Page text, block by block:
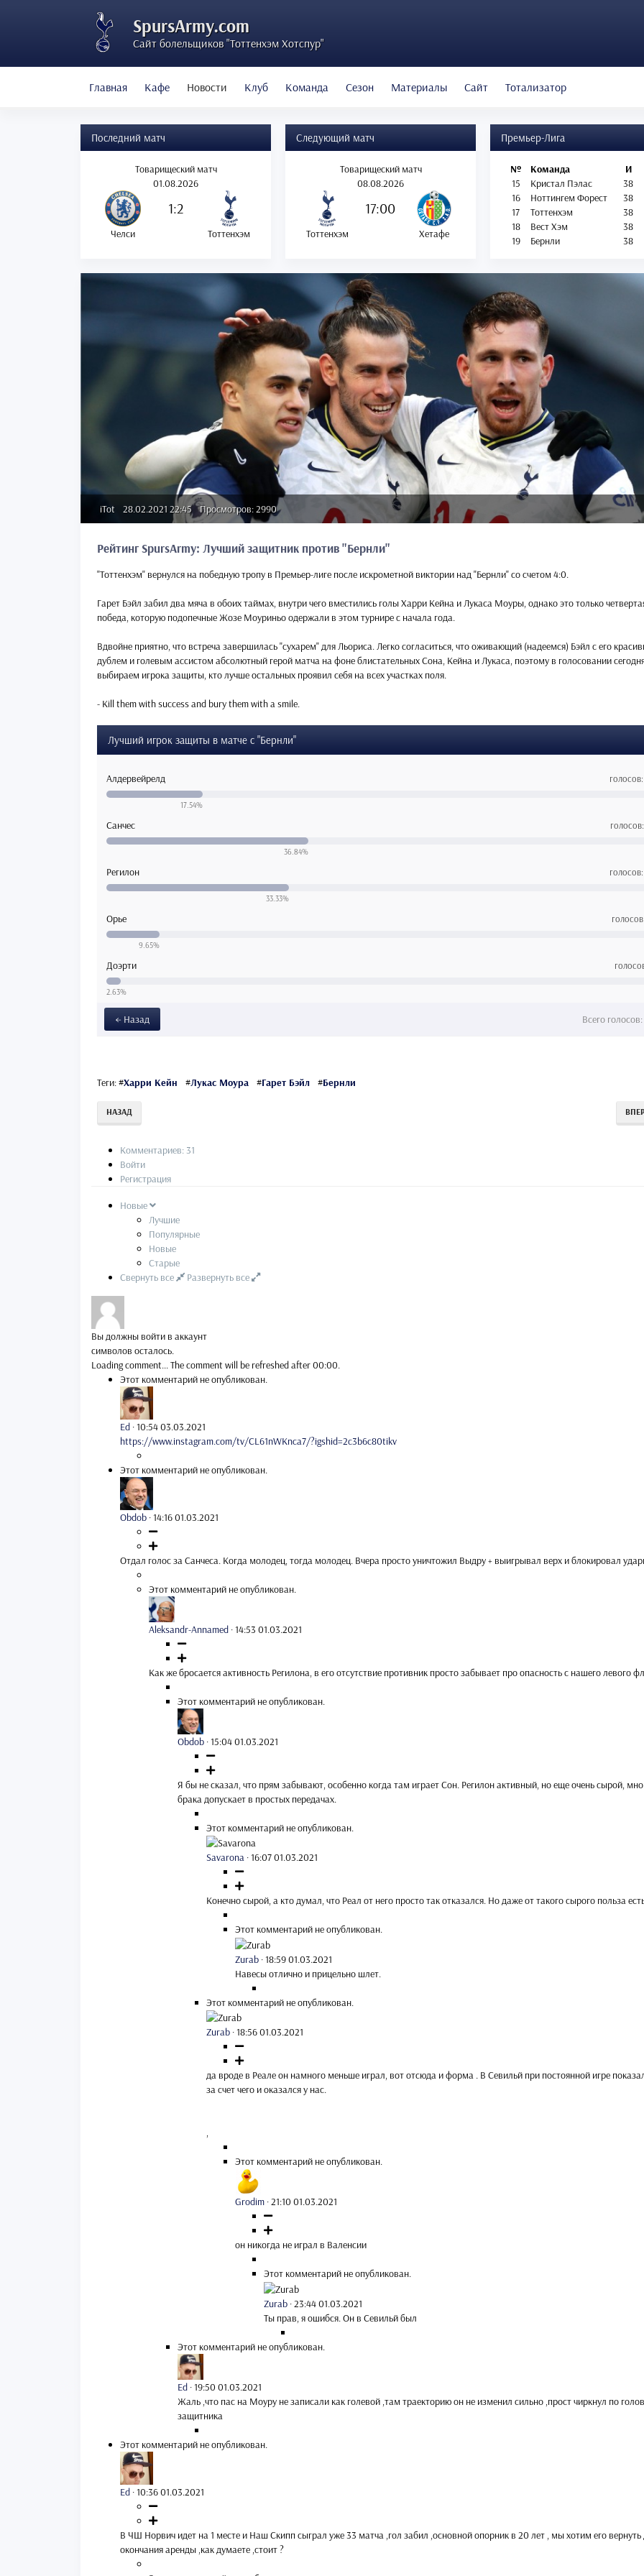
SpursArmy.com
Сайт болельщиков "Тоттенхэм Хотспур"
Главная Кафе Новости Клуб Команда Сезон Материалы Сайт Тотализатор
Последний матч
Товарищеский матч
01.08.2026
1:2
Челси Тоттенхэм
Следующий матч
Товарищеский матч
08.08.2026
17:00
Тоттенхэм Хетафе
Премьер-Лига
№ Команда
И
15
Кристал Пэлас
38
16
Ноттингем Форест
38
17
Тоттенхэм
38
18
Вест Хэм
38
19
Бернли 38
iTot 28.02.2021 22:45 Просмотров: 2990
Рейтинг SpursArmy: Лучший защитник против "Бернли"
"Тоттенхэм" вернулся на победную тропу в Премьер-лиге после искрометной виктории над "Бернли" со счетом 4:0.
Гарет Бэйл забил два мяча в обоих таймах, внутри чего вместились голы Харри Кейна и Лукаса Моуры, однако это только
победа, которую подопечные Жозе Моуриньо одержали в этом турнире с начала года.
Вдвойне приятно, что встреча завершилась "сухарем" для Льориса. Легко согласиться, что оживающий (надеемся) Бэйл с его
дублем и голевым ассистом абсолютный герой матча на фоне блистательных Сона, Кейна и Лукаса, поэтому в голосовании
выбираем игрока защиты, кто лучше остальных проявил себя на всех участках поля.
- Kill them with success and bury them with a smile.
Лучший игрок защиты в матче с "Бернли"
Алдервейрелд
17.54%
Санчес
36.84%
Регилон
33.33%
Орье
9.65%
Доэрти
2.63%
← Назад Всего голосов:
Теги:#Харри Кейн #Лукас Моура #Гарет Бэйл #Бернли
НАЗАД
Комментариев: 31
Войти
Регистрация
Новые
Лучшие
Популярные
Новые
Старые
Свернуть все
Развернуть все
Вы должны войти в аккаунт
символов осталось.
Loading comment...The comment will be refreshed after00:00.
Этот комментарий не опубликован.
Ed ·10:54 03.03.2021
https://www.instagram.com/tv/CL61nWKnca7/?igshid=2c3b6c80tikv
Этот комментарий не опубликован.
Obdob ·14:16 01.03.2021
Отдал голос за Санчеса. Когда молодец, тогда молодец. Вчера просто уничтожил Выдру + выигрывал верх и блокировал
Этот комментарий не опубликован.
Aleksandr-Annamed ·14:53 01.03.2021
Как же бросается активность Регилона, в его отсутствие противник просто забывает про опасность с нашего левого
Этот комментарий не опубликован.
Obdob ·15:04 01.03.2021
Я бы не сказал, что прям забывают, особенно когда там играет Сон. Регилон активный, но еще очень сырой,
брака допускает в простых передачах.
Этот комментарий не опубликован.
Savarona ·16:07 01.03.2021
Конечно сырой, а кто думал, что Реал от него просто так отказался. Но даже от такого сырого польза
Этот комментарий не опубликован.
Zurab ·18:59 01.03.2021
Навесы отлично и прицельно шлет.
Этот комментарий не опубликован.
Zurab ·18:56 01.03.2021
да вроде в Реале он намного меньше играл, вот отсюда и форма . В Севильй при постоянной игре
за счет чего и оказался у нас.
,
Этот комментарий не опубликован.
Grodim ·21:10 01.03.2021
он никогда не играл в Валенсии
Этот комментарий не опубликован.
Zurab ·23:44 01.03.2021
Ты прав, я ошибся. Он в Севильй был
Этот комментарий не опубликован.
Ed ·19:50 01.03.2021
Жаль ,что пас на Моуру не записали как голевой ,там траекторию он не изменил сильно ,прост чиркнул по
защитника
Этот комментарий не опубликован.
Ed ·10:36 01.03.2021
В ЧШ Норвич идет на 1 месте и Наш Скипп сыграл уже 33 матча ,гол забил ,основной опорник в 20 лет , мы хотим его вернуть
окончания аренды ,как думаете ,стоит ?